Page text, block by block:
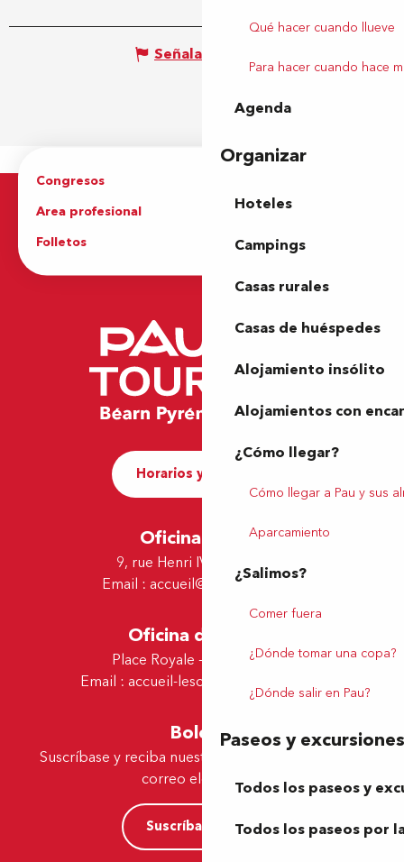
Qué hacer cuando llueve
Para hacer cuando hace
Agenda
Organizar
Hoteles
Campings
Casas rurales
Casas de huéspedes
Alojamiento insólito
Alojamientos con
¿Cómo llegar?
Cómo llegar a Pau y sus
Aparcamiento
¿Salimos?
Comer fuera
¿Dónde tomar una copa?
¿Dónde salir en Pau?
Paseos y excursiones
Todos los paseos y
Todos los paseos por
Señalar un error
Congresos
Area profesional
Prensa
Folletos
Oficina de Turismo
Horarios y contacto
Oficina de Pau
9, rue Henri IV - 64000 Pau
Email : accueil@tourismepau.fr
Oficina de Lescar
Place Royale - 64230 Lescar
Email : accueil-lescar@tourismepau.fr
Boletín
Suscríbase y reciba nuestras ofertas y noticias por
correo electrónico
Suscríbase ahora